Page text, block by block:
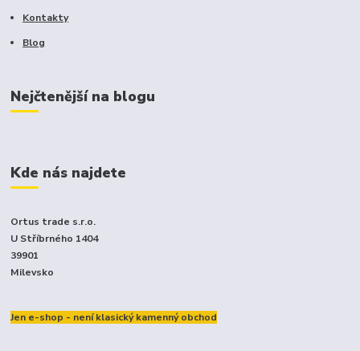
Kontakty
Blog
Nejčtenější na blogu
Kde nás najdete
Ortus trade s.r.o.
U Stříbrného 1404
39901
Milevsko
Jen e-shop - není klasický kamenný obchod